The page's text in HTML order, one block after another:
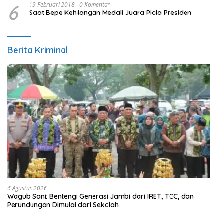
6 19 Februari 2018 0 Komentar
Saat Bepe Kehilangan Medali Juara Piala Presiden
Berita Kriminal
6 Agustus 2026
Wagub Sani: Bentengi Generasi Jambi dari IRET, TCC, dan
Perundungan Dimulai dari Sekolah